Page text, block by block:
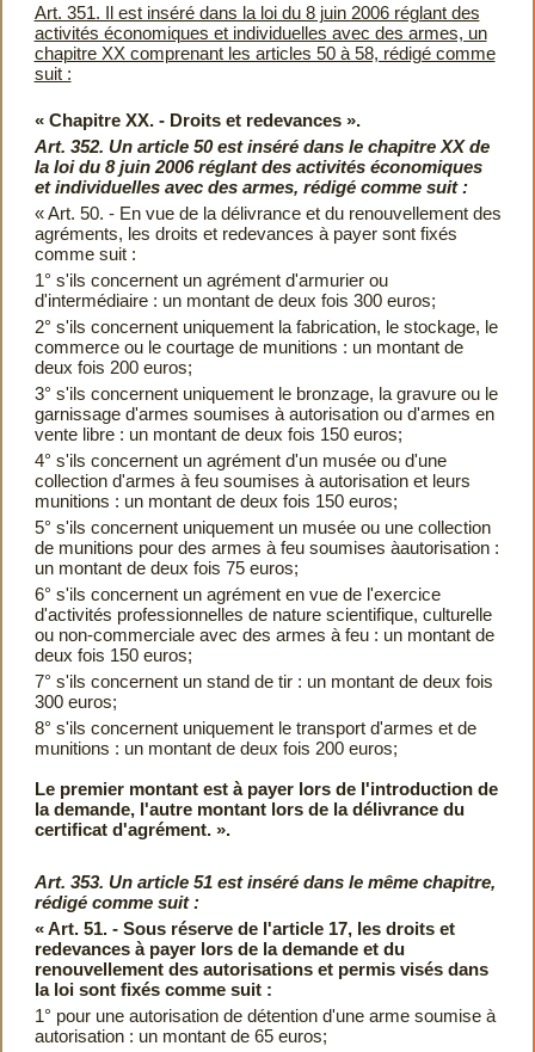
Art. 351. Il est inséré dans la loi du 8 juin 2006 réglant des
activités économiques et individuelles avec des armes, un
chapitre XX comprenant les articles 50 à 58, rédigé comme
suit :
« Chapitre XX. - Droits et redevances ».
Art. 352. Un article 50 est inséré dans le chapitre XX de
la loi du 8 juin 2006 réglant des activités économiques
et individuelles avec des armes, rédigé comme suit :
« Art. 50. - En vue de la délivrance et du renouvellement des
agréments, les droits et redevances à payer sont fixés
comme suit :
1° s'ils concernent un agrément d'armurier ou
d'intermédiaire : un montant de deux fois 300 euros;
2° s'ils concernent uniquement la fabrication, le stockage, le
commerce ou le courtage de munitions : un montant de
deux fois 200 euros;
3° s'ils concernent uniquement le bronzage, la gravure ou le
garnissage d'armes soumises à autorisation ou d'armes en
vente libre : un montant de deux fois 150 euros;
4° s'ils concernent un agrément d'un musée ou d'une
collection d'armes à feu soumises à autorisation et leurs
munitions : un montant de deux fois 150 euros;
5° s'ils concernent uniquement un musée ou une collection
de munitions pour des armes à feu soumises àautorisation :
un montant de deux fois 75 euros;
6° s'ils concernent un agrément en vue de l'exercice
d'activités professionnelles de nature scientifique, culturelle
ou non-commerciale avec des armes à feu : un montant de
deux fois 150 euros;
7° s'ils concernent un stand de tir : un montant de deux fois
300 euros;
8° s'ils concernent uniquement le transport d'armes et de
munitions : un montant de deux fois 200 euros;
Le premier montant est à payer lors de l'introduction de
la demande, l'autre montant lors de la délivrance du
certificat d'agrément. ».
Art. 353. Un article 51 est inséré dans le même chapitre,
rédigé comme suit :
« Art. 51. - Sous réserve de l'article 17, les droits et
redevances à payer lors de la demande et du
renouvellement des autorisations et permis visés dans
la loi sont fixés comme suit :
1° pour une autorisation de détention d'une arme soumise à
autorisation : un montant de 65 euros;